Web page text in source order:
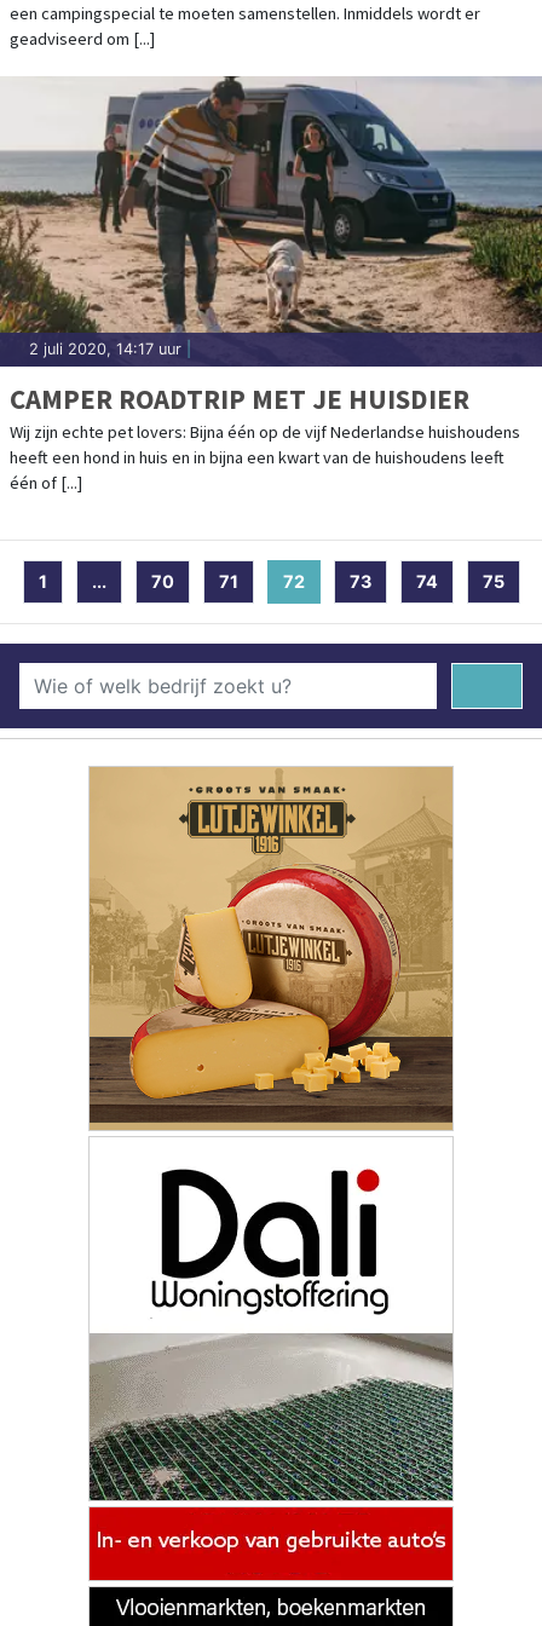
een campingspecial te moeten samenstellen. Inmiddels wordt er
geadviseerd om [...]
2 juli 2020, 14:17 uur
CAMPER ROADTRIP MET JE HUISDIER
Wij zijn echte pet lovers: Bijna één op de vijf Nederlandse huishoudens
heeft een hond in huis en in bijna een kwart van de huishoudens leeft
één of [...]
1 ... 70 71 72(current)
73 74 75